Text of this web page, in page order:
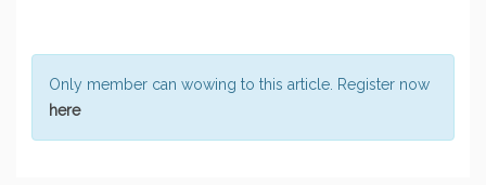
Only member can wowing to this article. Register now
here